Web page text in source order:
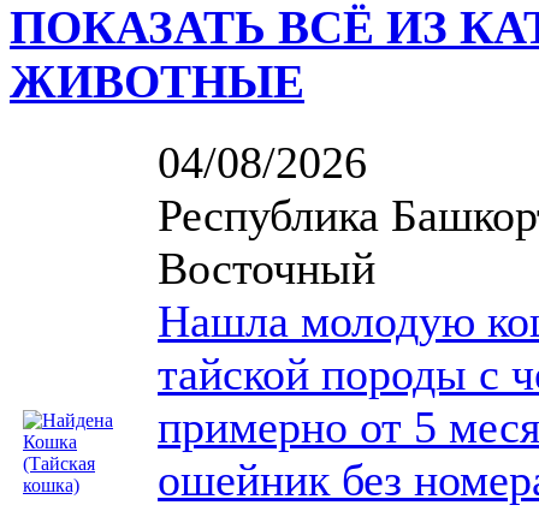
ПОКАЗАТЬ ВСЁ ИЗ
ЖИВОТНЫЕ
04/08/2026
Республика
Восточный
Нашла молодую
тайской породы с
примерно от 5
ошейник без